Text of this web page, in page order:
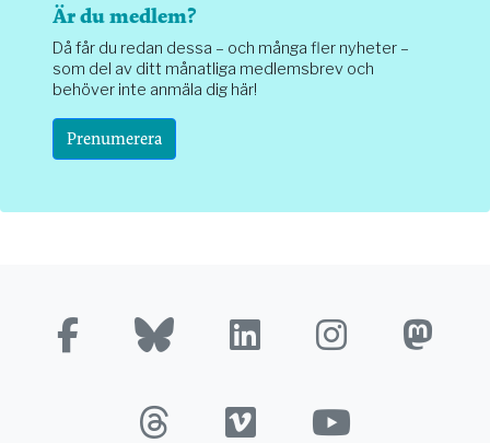
Är du medlem?
Då får du redan dessa – och många fler nyheter –
som del av ditt månatliga medlemsbrev och
behöver inte anmäla dig här!
Prenumerera